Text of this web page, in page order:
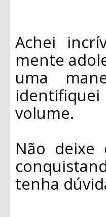
Achei
mente
uma
volume.
Não
tenha